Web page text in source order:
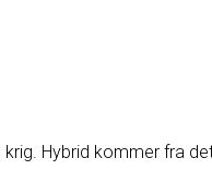
Hybrid kommer fra